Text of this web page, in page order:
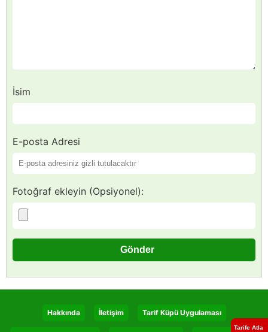
İsim
E-posta Adresi
Fotoğraf ekleyin (Opsiyonel):
Tarife Atla
Hakkında İletişim Tarif Küpü Uygulaması